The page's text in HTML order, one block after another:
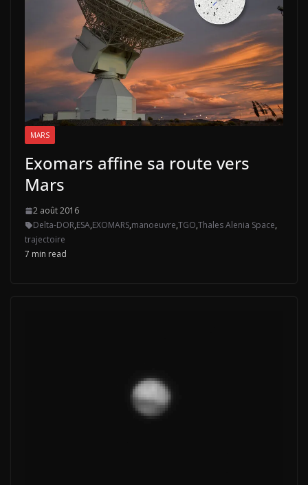
MARS
Exomars affine sa route vers
Mars
2 août 2016
Delta-DOR,ESA,EXOMARS,manoeuvre,TGO,Thales Alenia Space,
trajectoire
7 min read